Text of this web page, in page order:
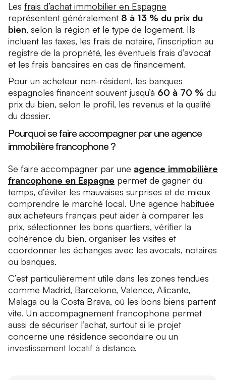
Les frais d’achat immobilier en Espagne
représentent généralement 8 à 13 % du prix du
bien, selon la région et le type de logement. Ils
incluent les taxes, les frais de notaire, l’inscription au
registre de la propriété, les éventuels frais d’avocat
et les frais bancaires en cas de financement.
Pour un acheteur non-résident, les banques
espagnoles financent souvent jusqu’à 60 à 70 % du
prix du bien, selon le profil, les revenus et la qualité
du dossier.
Pourquoi se faire accompagner par une agence
immobilière francophone ?
Se faire accompagner par une agence immobilière
francophone en Espagne permet de gagner du
temps, d’éviter les mauvaises surprises et de mieux
comprendre le marché local. Une agence habituée
aux acheteurs français peut aider à comparer les
prix, sélectionner les bons quartiers, vérifier la
cohérence du bien, organiser les visites et
coordonner les échanges avec les avocats, notaires
ou banques.
C’est particulièrement utile dans les zones tendues
comme Madrid, Barcelone, Valence, Alicante,
Malaga ou la Costa Brava, où les bons biens partent
vite. Un accompagnement francophone permet
aussi de sécuriser l’achat, surtout si le projet
concerne une résidence secondaire ou un
investissement locatif à distance.